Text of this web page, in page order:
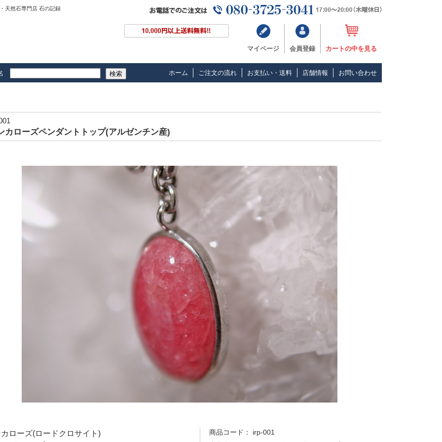
天然石専門店 石の記録
マイページ 会員登録 カートの中を見る
検索 ホーム ご注文の流れ お支払い・送料 店舗情報 お問い合わせ
カローズペンダントトップ(アルゼンチン産)
商品コード：
irp-001
ローズ(ロードクロサイト)